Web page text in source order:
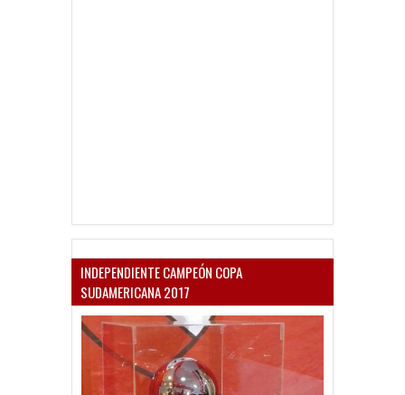
INDEPENDIENTE CAMPEÓN COPA
SUDAMERICANA 2017